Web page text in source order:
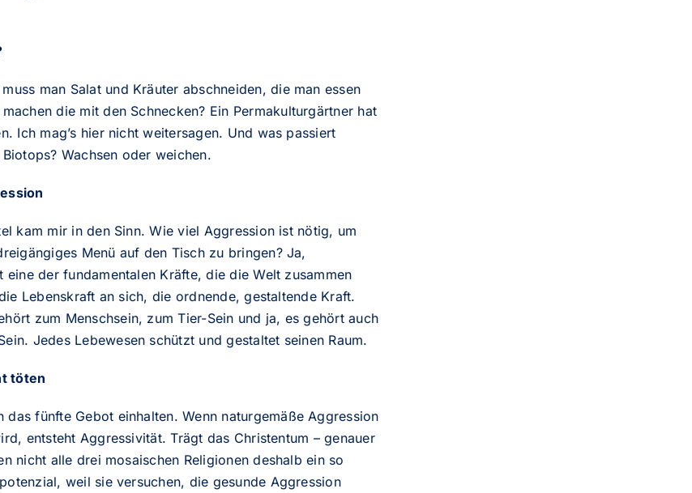
man Salat und Kräuter abschneiden, die man essen
die mit den Schnecken? Ein Permakulturgärtner hat
Ich mag’s hier nicht weitersagen. Und was passiert
Wachsen oder weichen.
kam mir in den Sinn. Wie viel Aggression ist nötig, um
Menü auf den Tisch zu bringen? Ja,
eine der fundamentalen Kräfte, die die Welt zusammen
Lebenskraft an sich, die ordnende, gestaltende Kraft.
zum Menschsein, zum Tier-Sein und ja, es gehört auch
Jedes Lebewesen schützt und gestaltet seinen Raum.
töten
das fünfte Gebot einhalten. Wenn naturgemäße Aggression
entsteht Aggressivität. Trägt das Christentum – genauer
nicht alle drei mosaischen Religionen deshalb ein so
weil sie versuchen, die gesunde Aggression